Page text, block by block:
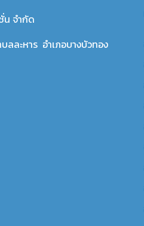
น จำกัด
ลละหาร อำเภอบางบัวทอง